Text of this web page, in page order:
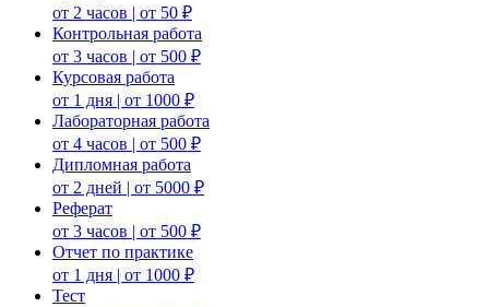
от 2 часов | от 50 ₽
Контрольная работа
от 3 часов | от 500 ₽
Курсовая работа
от 1 дня | от 1000 ₽
Лабораторная работа
от 4 часов | от 500 ₽
Дипломная работа
от 2 дней | от 5000 ₽
Реферат
от 3 часов | от 500 ₽
Отчет по практике
от 1 дня | от 1000 ₽
Тест